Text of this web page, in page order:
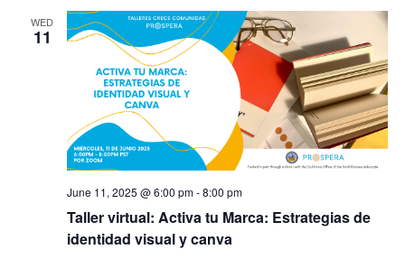
WED
11
Taller virtual: Activa tu Marca: Estrategias de
identidad visual y canva
June 11, 2025 @ 6:00 pm-8:00 pm